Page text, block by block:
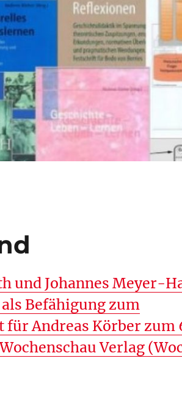
und Johannes Meyer-
Befähigung zum
Andreas Körber zum
Verlag